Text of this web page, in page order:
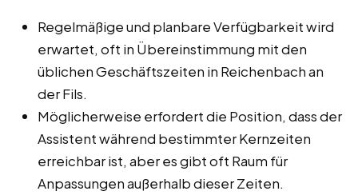
Regelmäßige und planbare Verfügbarkeit wird
erwartet, oft in Übereinstimmung mit den
üblichen Geschäftszeiten in Reichenbach an
der Fils.
Möglicherweise erfordert die Position, dass der
Assistent während bestimmter Kernzeiten
erreichbar ist, aber es gibt oft Raum für
Anpassungen außerhalb dieser Zeiten.